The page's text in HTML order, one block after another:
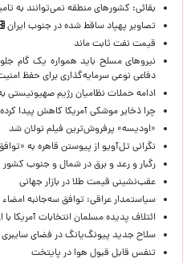
بقائی: کشورهای منطقه نمی‌توانند به
تصاویر پهپاد ساقط شده در جنوب ایران
قیمت نفت ثابت ماند
نیروهای مسلح باید همواره یک گام
دفاعی نوعی سرمایه‌گذاری برای حفظ
ادامه حملات نظامیان رژیم صهیونیستی
چرا ذخایر موشکی آمریکا کاهش پیدا
«اودیسه» پرفروش‌ترین فیلم نولان شد
نگرانی تل‌آویو از پیوستن قاهره به
رگبار و رعد و برق در شمال و جنوب کشور
عقب‌نشینی قیمت طلا در بازار جهانی
سیاستمدار عراقی: توافق سه‌جانبه
ائتلاف پدیده مسلمان انتخابات آمریکا با
سلاح جدید پیونگ‌یانگ در فضای سایبری
تنفس قابل قبول هوا در پایتخت